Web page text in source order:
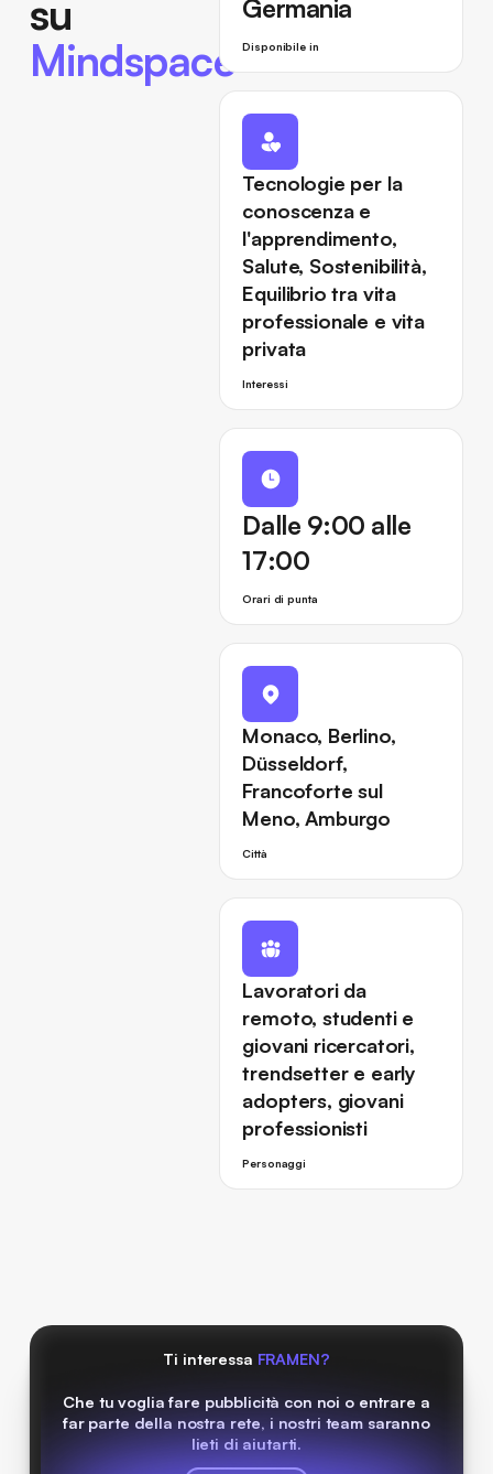
su
Mindspace
Germania
Disponibile in
Tecnologie per la
conoscenza e
l'apprendimento,
Salute, Sostenibilità,
Equilibrio tra vita
professionale e vita
privata
Interessi
Dalle 9:00 alle
17:00
Orari di punta
Monaco, Berlino,
Düsseldorf,
Francoforte sul
Meno, Amburgo
Città
Lavoratori da
remoto, studenti e
giovani ricercatori,
trendsetter e early
adopters, giovani
professionisti
Personaggi
Ti interessa FRAMEN?
Che tu voglia fare pubblicità con noi o entrare a
far parte della nostra rete, i nostri team saranno
lieti di aiutarti.